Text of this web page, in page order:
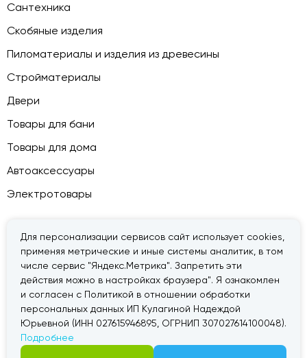
Для персонализации сервисов сайт использует cookies,
применяя метрические и иные системы аналитик, в том
числе сервис "Яндекс.Метрика". Запретить эти
действия можно в настройках браузера". Я ознакомлен
и согласен с Политикой в отношении обработки
персональных данных ИП Кулагиной Надеждой
Юрьевной (ИНН 027615946895, ОГРНИП 307027614100048).
Подробнее
Сантехника
Скобяные изделия
Пиломатериалы и изделия из древесины
Стройматериалы
Двери
Товары для бани
Товары для дома
Автоаксессуары
Электротовары
© 2026 — «Дачник».Правовая информация